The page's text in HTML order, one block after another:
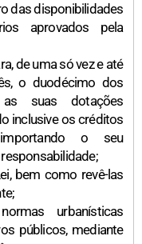
das disponibilidades
aprovados pela
de uma só vez e até
o duodécimo dos
as suas dotações
inclusive os créditos
importando o seu
bem como revê-las
urbanísticas
públicos, mediante